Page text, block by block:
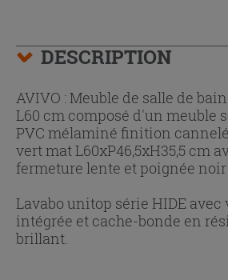
DESCRIPTION
AVIVO : Meuble de salle de
L60 cm composé d'un meuble
PVC mélaminé finition
vert mat L60xP46,5xH35,5 cm
fermeture lente et poignée noir
Lavabo unitop série HIDE avec
intégrée et cache-bonde en
brillant.